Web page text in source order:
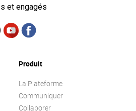
et engagés
Produit
La Plateforme
Communiquer
Collaborer